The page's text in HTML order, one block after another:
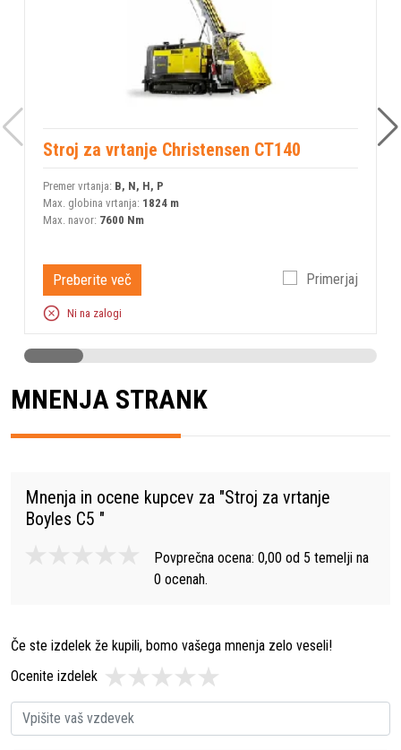
Stroj za vrtanje Christensen CT140
Premer vrtanja: B, N, H, P
Max. globina vrtanja: 1824 m
Max. navor: 7600 Nm
Preberite več Primerjaj
Ni na zalogi
MNENJA STRANK
Mnenja in ocene kupcev za "Stroj za vrtanje
Boyles C5 "
Povprečna ocena: 0,00 od 5 temelji na
0 ocenah.
Če ste izdelek že kupili, bomo vašega mnenja zelo veseli!
Ocenite izdelek